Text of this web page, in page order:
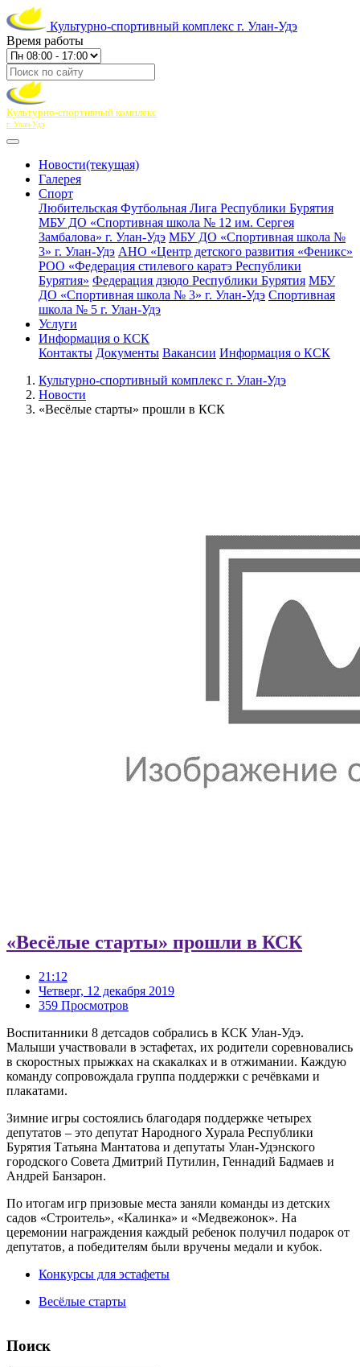
Культурно-спортивный комплекс г. Улан-Удэ
Время работы
Культурно-спортивный комплекс
г. Улан-Удэ
Новости(текущая)
Галерея
Спорт
Любительская Футбольная Лига Республики Бурятия
МБУ ДО «Спортивная школа № 12 им. Сергея
Замбалова» г. Улан-Удэ МБУ ДО «Спортивная школа №
3» г. Улан-Удэ АНО «Центр детского развития «Феникс»
РОО «Федерация стилевого каратэ Республики
Бурятия» Федерация дзюдо Республики Бурятия МБУ
ДО «Спортивная школа № 3» г. Улан-Удэ Спортивная
школа № 5 г. Улан-Удэ
Услуги
Информация о КСК
Контакты Документы Вакансии Информация о КСК
Культурно-спортивный комплекс г. Улан-Удэ
Новости
«Весёлые старты» прошли в КСК
«Весёлые старты» прошли в КСК
21:12
Четверг, 12 декабря 2019
359 Просмотров
Воспитанники 8 детсадов собрались в КСК Улан-Удэ.
Малыши участвовали в эстафетах, их родители соревновались
в скоростных прыжках на скакалках и в отжимании. Каждую
команду сопровождала группа поддержки с речёвками и
плакатами.
Зимние игры состоялись благодаря поддержке четырех
депутатов – это депутат Народного Хурала Республики
Бурятия Татьяна Мантатова и депутаты Улан-Удэнского
городского Совета Дмитрий Путилин, Геннадий Бадмаев и
Андрей Банзарон.
По итогам игр призовые места заняли команды из детских
садов «Строитель», «Калинка» и «Медвежонок». На
церемонии награждения каждый ребенок получил подарок от
депутатов, а победителям были вручены медали и кубок.
Конкурсы для эстафеты
Весёлые старты
Поиск